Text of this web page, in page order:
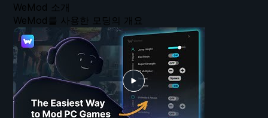
WeMod 소개
WeMod를 사용한 모딩의 개요